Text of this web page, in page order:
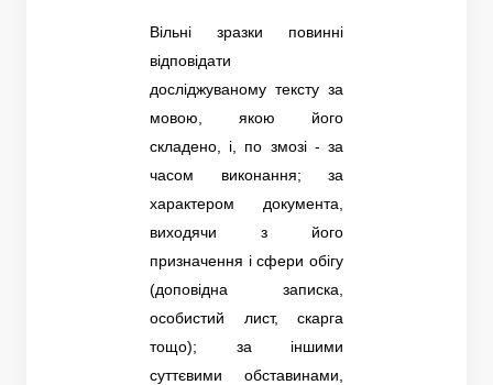
Вільні зразки повинні
відповідати
досліджуваному тексту за
мовою, якою його
складено, і, по змозі - за
часом виконання; за
характером документа,
виходячи з його
призначення і сфери обігу
(доповідна записка,
особистий лист, скарга
тощо); за іншими
суттєвими обставинами,